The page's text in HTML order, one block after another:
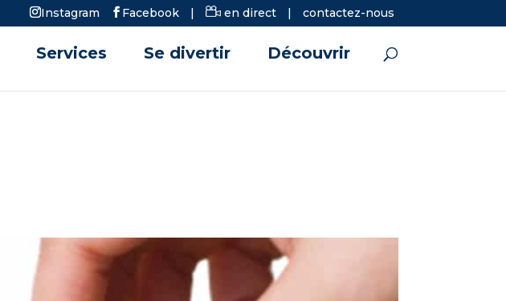
Instagram Facebook | en direct | contactez-nous
Services Se divertir Découvrir